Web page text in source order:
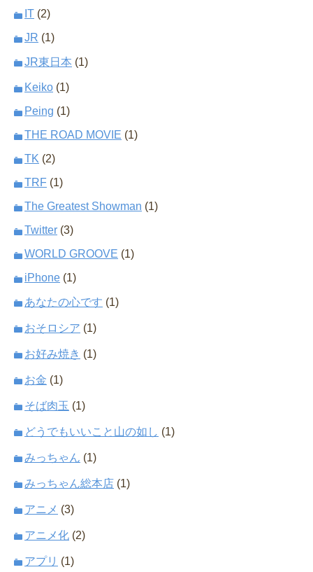
IT (2)
JR (1)
JR東日本 (1)
Keiko (1)
Peing (1)
THE ROAD MOVIE (1)
TK (2)
TRF (1)
The Greatest Showman (1)
Twitter (3)
WORLD GROOVE (1)
iPhone (1)
あなたの心です (1)
おそロシア (1)
お好み焼き (1)
お金 (1)
そば肉玉 (1)
どうでもいいこと山の如し (1)
みっちゃん (1)
みっちゃん総本店 (1)
アニメ (3)
アニメ化 (2)
アプリ (1)